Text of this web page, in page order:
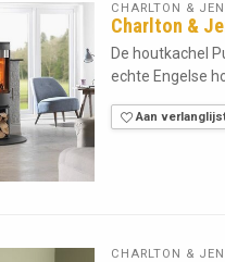
CHARLTON &
Charlton &
De houtkachel
echte Engelse
Aan
CHARLTON &